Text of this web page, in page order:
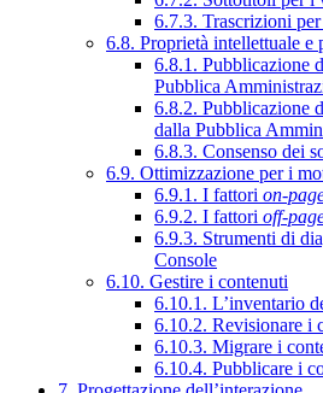
6.7.3. Trascrizioni
6.8. Proprietà intellettuale e
6.8.1. Pubblicazione
Pubblica
6.8.2. Pubblicazione
dalla Pubblica
6.8.3. Consenso dei
6.9. Ottimizzazione per i
6.9.1. I fattori on-
6.9.2. I fattori off-
6.9.3. Strumenti di
Console
6.10. Gestire i contenuti
6.10.1. L’inventario
6.10.2. Revisionare i
6.10.3. Migrare i
6.10.4. Pubblicare i